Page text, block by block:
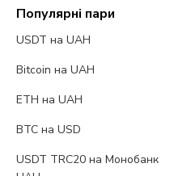
Популярні пари
USDT на UAH
Bitcoin на UAH
ETH на UAH
BTC на USD
USDT TRC20 на Монобанк